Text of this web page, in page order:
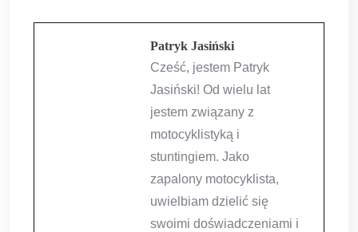
Patryk Jasiński
Cześć, jestem Patryk
Jasiński! Od wielu lat
jestem związany z
motocyklistyką i
stuntingiem. Jako
zapalony motocyklista,
uwielbiam dzielić się
swoimi doświadczeniami i